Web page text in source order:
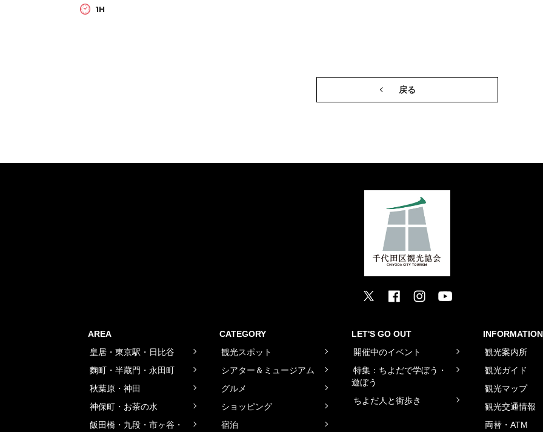
1H
戻る
AREA
皇居・東京駅・日比谷
麴町・半蔵門・永田町
秋葉原・神田
神保町・お茶の水
飯田橋・九段・市ヶ谷・
CATEGORY
観光スポット
シアター＆ミュージアム
グルメ
ショッピング
宿泊
LET'S GO OUT
開催中のイベント
特集：ちよだで学ぼう・
遊ぼう
ちよだ人と街歩き
INFORMATION
観光案内所
観光ガイド
観光マップ
観光交通情報
両替・ATM